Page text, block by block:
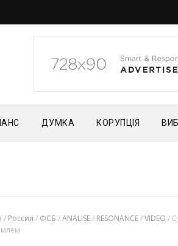
ДУМКА КОРУПЦІЯ
/ Россия / ФСБ /ANALISE/ RESONANCE/VIDEO /